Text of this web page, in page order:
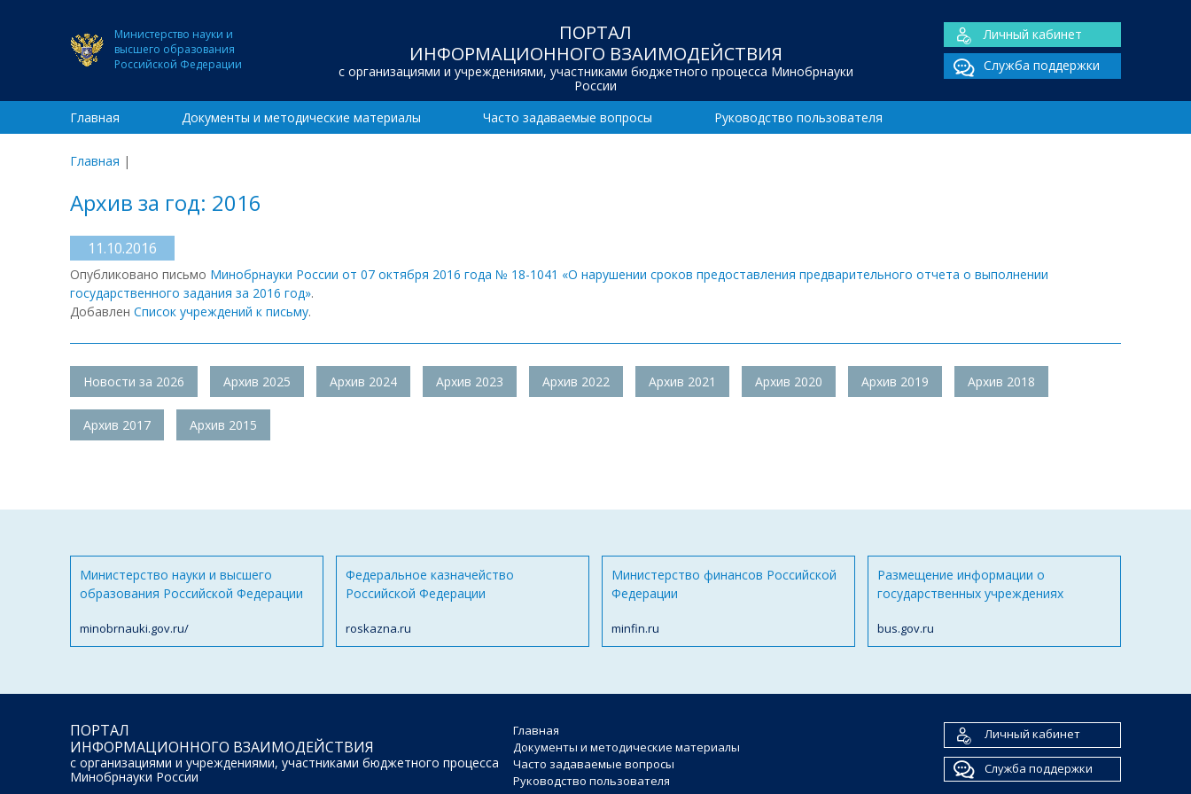
Министерство науки и
высшего образования
Российской Федерации
ПОРТАЛ
ИНФОРМАЦИОННОГО ВЗАИМОДЕЙСТВИЯ
с организациями и учреждениями, участниками бюджетного процесса Минобрнауки
России
Личный кабинет
Служба поддержки
Главная Документы и методические материалы Часто задаваемые вопросы Руководство пользователя
Главная |
Архив за год: 2016
11.10.2016
Опубликовано письмо Минобрнауки России от 07 октября 2016 года № 18-1041 «О нарушении сроков предоставления предварительного отчета о выполнении
государственного задания за 2016 год».
Добавлен Список учреждений к письму.
Новости за 2026 Архив 2025 Архив 2024 Архив 2023 Архив 2022 Архив 2021 Архив 2020 Архив 2019 Архив 2018
Архив 2017 Архив 2015
Министерство науки и высшего
образования Российской Федерации
minobrnauki.gov.ru/
Федеральное казначейство
Российской Федерации
roskazna.ru
Министерство финансов Российской
Федерации
minfin.ru
Размещение информации о
государственных учреждениях
bus.gov.ru
ПОРТАЛ
ИНФОРМАЦИОННОГО ВЗАИМОДЕЙСТВИЯ
с организациями и учреждениями, участниками бюджетного процесса
Минобрнауки России
Главная
Документы и методические материалы
Часто задаваемые вопросы
Руководство пользователя
Личный кабинет
Служба поддержки